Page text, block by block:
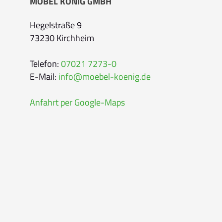
Hegelstraße 9
73230 Kirchheim
Telefon:07021 7273-0
E-Mail: info@moebel-koenig.de
Anfahrt per Google-Maps
Bitte geben Sie eine gültige E-Mail-Adresse
Ihr Wunschtermin /